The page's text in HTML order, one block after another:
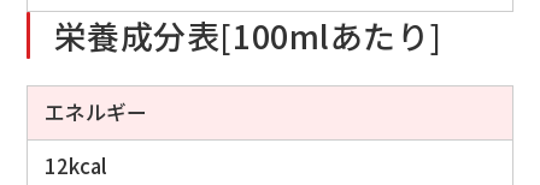
栄養成分表[100mlあたり]
エネルギー
12kcal